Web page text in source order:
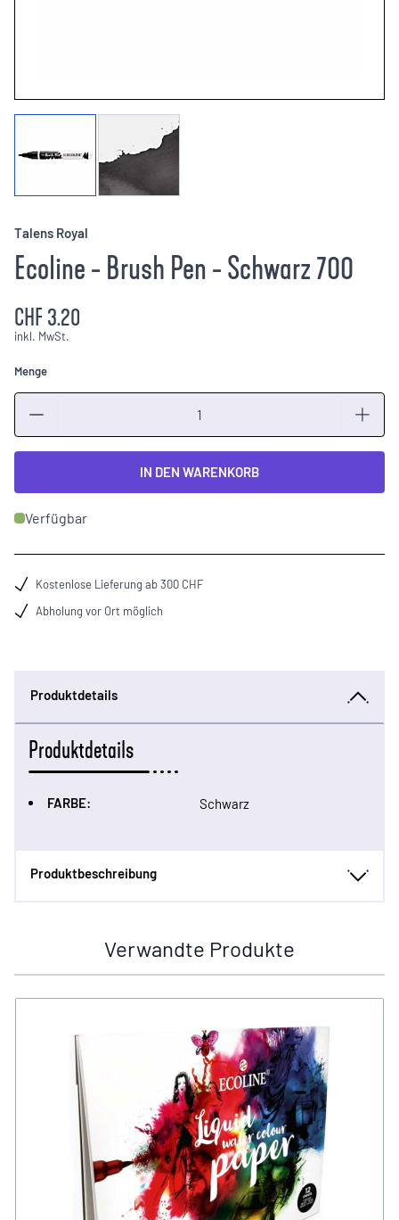
Talens Royal
Ecoline - Brush Pen - Schwarz 700
CHF 3.20
inkl. MwSt.
Menge
IN DEN WARENKORB
Verfügbar
Kostenlose Lieferung ab 300 CHF
Abholung vor Ort möglich
Produktdetails
Produktdetails
FARBE: Schwarz
Produktbeschreibung
Verwandte Produkte